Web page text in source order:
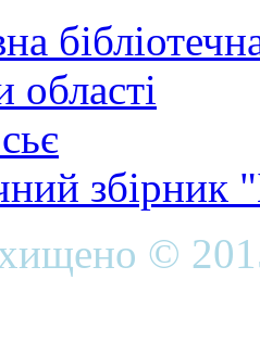
області
©